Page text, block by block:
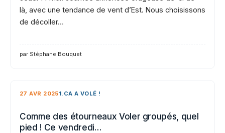
là, avec une tendance de vent d’Est. Nous choisissons
de décoller…
par Stéphane Bouquet
27 AVR 20251.CA A VOLÉ !
Comme des étourneaux Voler groupés, quel
pied ! Ce vendredi…